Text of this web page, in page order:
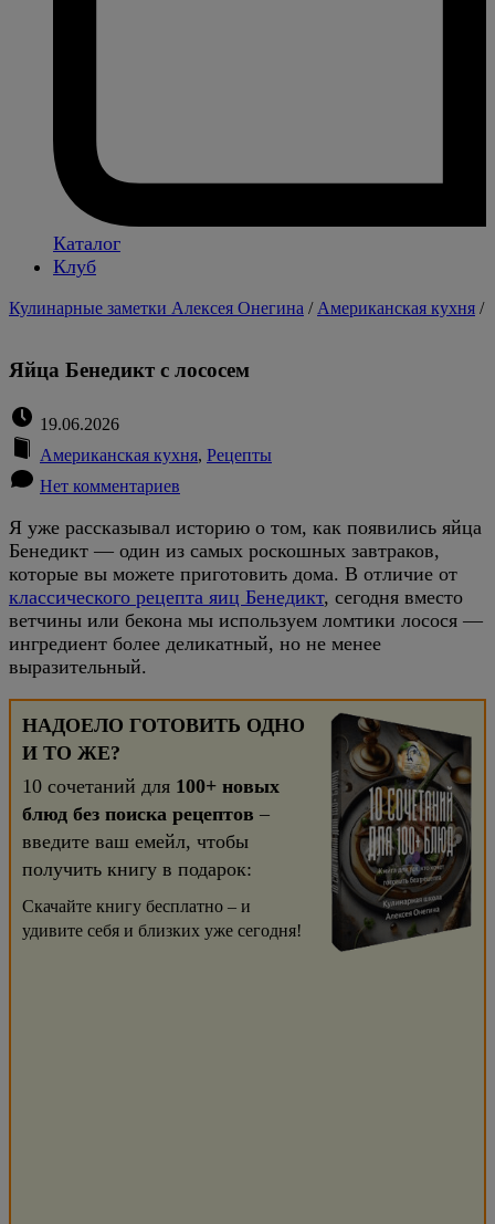
Каталог
Клуб
Кулинарные заметки Алексея Онегина / Американская кухня /
Яйца Бенедикт с лососем
19.06.2026
Американская кухня, Рецепты
Нет комментариев
Я уже рассказывал историю о том, как появились яйца
Бенедикт — один из самых роскошных завтраков,
которые вы можете приготовить дома. В отличие от
классического рецепта яиц Бенедикт, сегодня вместо
ветчины или бекона мы используем ломтики лосося —
ингредиент более деликатный, но не менее
выразительный.
НАДОЕЛО ГОТОВИТЬ ОДНО
И ТО ЖЕ?
10 сочетаний для 100+ новых
блюд без поиска рецептов –
введите ваш емейл, чтобы
получить книгу в подарок:
Скачайте книгу бесплатно – и
удивите себя и близких уже сегодня!